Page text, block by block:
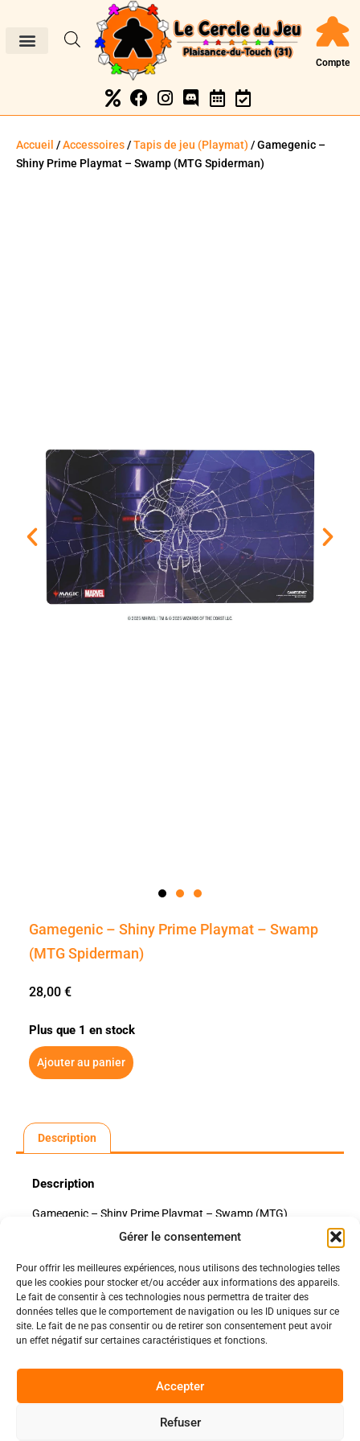
Gérer le consentement
Pour offrir les meilleures expériences, nous utilisons des technologies telles
que les cookies pour stocker et/ou accéder aux informations des appareils.
Le fait de consentir à ces technologies nous permettra de traiter des
données telles que le comportement de navigation ou les ID uniques sur ce
site. Le fait de ne pas consentir ou de retirer son consentement peut avoir
un effet négatif sur certaines caractéristiques et fonctions.
Accepter
Refuser
Compte
Accueil /Accessoires/Tapis de jeu (Playmat) / Gamegenic –
Shiny Prime Playmat – Swamp (MTG Spiderman)
Gamegenic – Shiny Prime Playmat – Swamp
(MTG Spiderman)
28,00 €
Plus que 1 en stock
Ajouter au panier
Description
Description
Gamegenic – Shiny Prime Playmat – Swamp (MTG)
Nos pages
Nos évènements
Nous contacter
Politiques
Politique de confidentialité
Nos conditions de vente et livraison
Code de conduite